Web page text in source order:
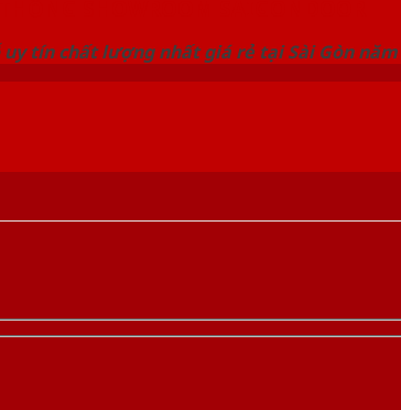
uy tín chất lượng nhất giá rẻ tại Sài Gòn năm